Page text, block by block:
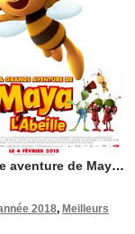
La Grande aventure de Maya l'abeille
2018, Meilleurs